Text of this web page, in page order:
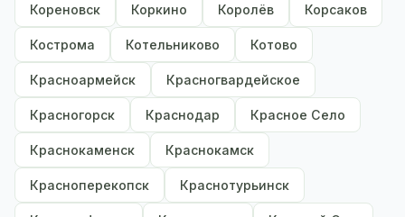
Кореновск Коркино Королёв Корсаков
Кострома Котельниково Котово
Красноармейск Красногвардейское
Красногорск Краснодар Красное Село
Краснокаменск Краснокамск
Красноперекопск Краснотурьинск